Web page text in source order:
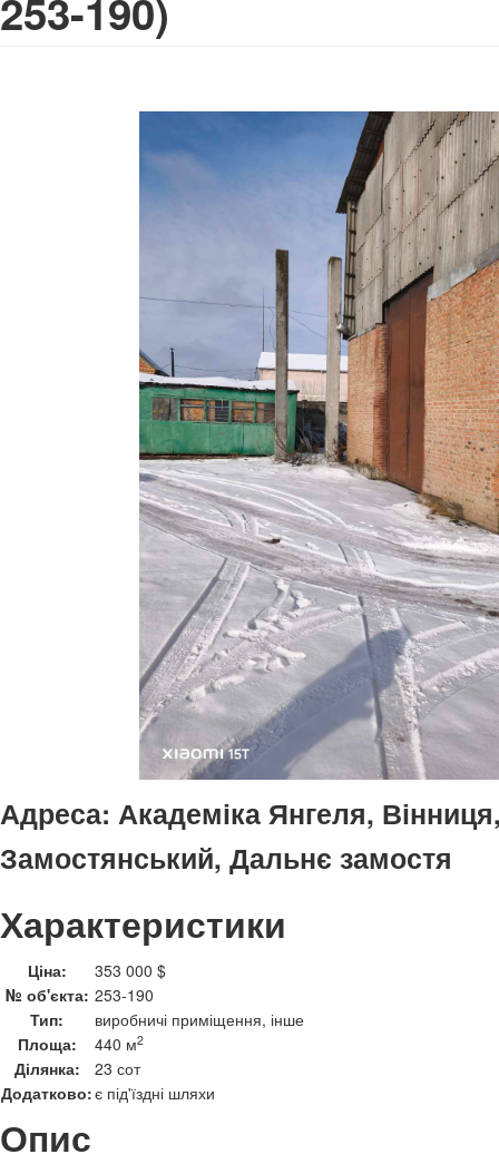
253-190)
Адреса: Академіка Янгеля,
Замостянський, Дальнє замостя
Характеристики
Ціна:
353 000 $
№ об'єкта: 253-190
Тип:
виробничі приміщення, інше
Площа:
440 м2
Ділянка:
23 сот
Додатково:є під'їздні шляхи
Опис